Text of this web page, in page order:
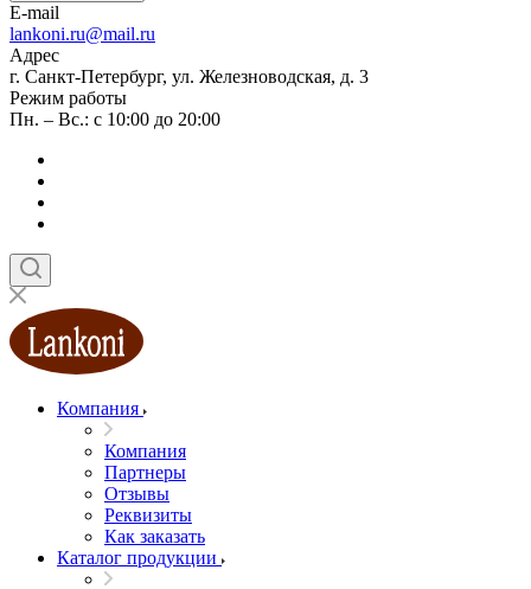
E-mail
lankoni.ru@mail.ru
Адрес
г. Санкт-Петербург, ул. Железноводская, д. 3
Режим работы
Пн. – Вс.: с 10:00 до 20:00
Компания
Компания
Партнеры
Отзывы
Реквизиты
Как заказать
Каталог продукции